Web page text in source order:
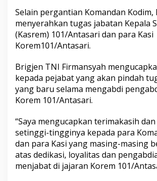
b
D
a
n
d
m
Selain pergantian Komandan Kodim,
menyerahkan tugas jabatan Kepala
(Kasrem) 101/Antasari dan para Kasi
Korem101/Antasari.
Brigjen TNI Firmansyah
kepada pejabat yang akan pindah
yang baru selama mengabdi
Korem 101/Antasari.
“Saya mengucapkan terimakasih
setinggi-tingginya kepada para
dan para Kasi yang masing-masing
atas dedikasi, loyalitas dan
menjabat di jajaran Korem 101/